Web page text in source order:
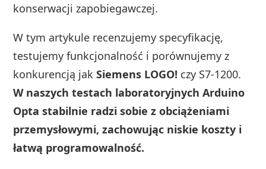
konserwacji zapobiegawczej.
W tym artykule recenzujemy specyfikację,
testujemy funkcjonalność i porównujemy z
konkurencją jakSiemens LOGO! czy S7‑1200.
W naszych testach laboratoryjnych Arduino
Opta stabilnie radzi sobie z obciążeniami
przemysłowymi, zachowując niskie koszty i
łatwą programowalność.